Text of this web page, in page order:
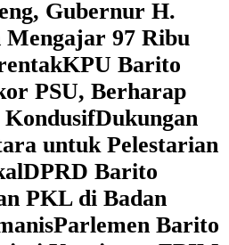
Gubernur H.
97 Ribu
KPU Barito
PSU, Berharap
Dukungan
untuk Pelestarian
DPRD Barito
PKL di Badan
Parlemen Barito